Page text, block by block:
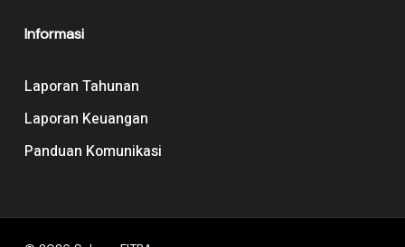
Informasi
Laporan Tahunan
Laporan Keuangan
Panduan Komunikasi